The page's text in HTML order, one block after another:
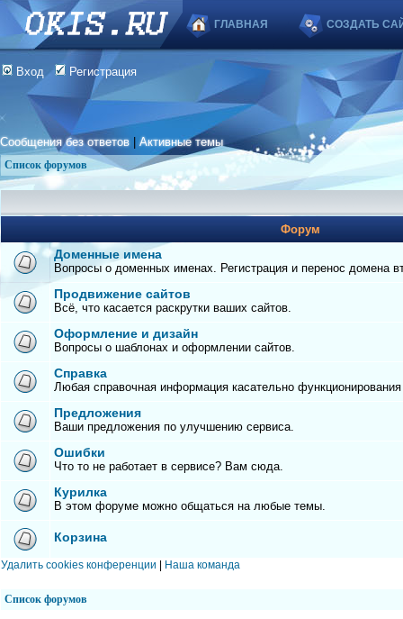
ГЛАВНАЯ СОЗДАТЬ
Вход Регистрация
Сообщения без ответов |Активные темы
Список форумов
Форум
Доменные имена
Вопросы о доменных именах. Регистрация и перенос домена
Продвижение сайтов
Всё, что касается раскрутки ваших сайтов.
Оформление и дизайн
Вопросы о шаблонах и оформлении сайтов.
Справка
Любая справочная информация касательно
Предложения
Ваши предложения по улучшению сервиса.
Ошибки
Что то не работает в сервисе? Вам сюда.
Курилка
В этом форуме можно общаться на любые темы.
Корзина
Удалить cookies конференции Наша команда
Список форумов